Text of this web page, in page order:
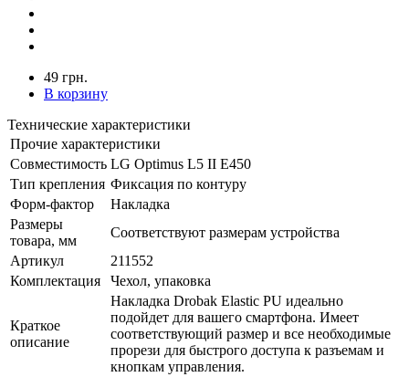
49 грн.
В корзину
Технические характеристики
Прочие характеристики
Совместимость LG Optimus L5 II E450
Тип крепления Фиксация по контуру
Форм-фактор
Накладка
Размеры
товара, мм
Соответствуют размерам устройства
Артикул
211552
Комплектация
Чехол, упаковка
Краткое
описание
Накладка Drobak Elastic PU идеально
подойдет для вашего смартфона. Имеет
соответствующий размер и все необходимые
прорези для быстрого доступа к разъемам и
кнопкам управления.